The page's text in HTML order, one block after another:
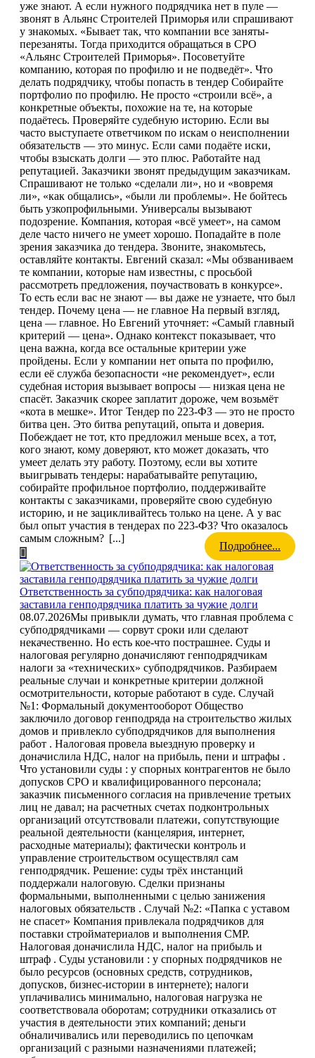
уже знают. А если нужного подрядчика нет в пуле —
звонят в Альянс Строителей Приморья или спрашивают
у знакомых. «Бывает так, что компании все заняты-
перезаняты. Тогда приходится обращаться в СРО
«Альянс Строителей Приморья». Посоветуйте
компанию, которая по профилю и не подведёт». Что
делать подрядчику, чтобы попасть в тендер Собирайте
портфолио по профилю. Не просто «строили всё», а
конкретные объекты, похожие на те, на которые
подаётесь. Проверяйте судебную историю. Если вы
часто выступаете ответчиком по искам о неисполнении
обязательств — это минус. Если сами подаёте иски,
чтобы взыскать долги — это плюс. Работайте над
репутацией. Заказчики звонят предыдущим заказчикам.
Спрашивают не только «сделали ли», но и «вовремя
ли», «как общались», «были ли проблемы». Не бойтесь
быть узкопрофильными. Универсалы вызывают
подозрение. Компания, которая «всё умеет», на самом
деле часто ничего не умеет хорошо. Попадайте в поле
зрения заказчика до тендера. Звоните, знакомьтесь,
оставляйте контакты. Евгений сказал: «Мы обзваниваем
те компании, которые нам известны, с просьбой
рассмотреть предложения, поучаствовать в конкурсе».
То есть если вас не знают — вы даже не узнаете, что был
тендер. Почему цена — не главное На первый взгляд,
цена — главное. Но Евгений уточняет: «Самый главный
критерий — цена». Однако контекст показывает, что
цена важна, когда все остальные критерии уже
пройдены. Если у компании нет опыта по профилю,
если её служба безопасности «не рекомендует», если
судебная история вызывает вопросы — низкая цена не
спасёт. Заказчик скорее заплатит дороже, чем возьмёт
«кота в мешке». Итог Тендер по 223-ФЗ — это не просто
битва цен. Это битва репутаций, опыта и доверия.
Побеждает не тот, кто предложил меньше всех, а тот,
кого знают, кому доверяют, кто может доказать, что
умеет делать эту работу. Поэтому, если вы хотите
выигрывать тендеры: нарабатывайте репутацию,
собирайте профильное портфолио, поддерживайте
контакты с заказчиками, проверяйте свою судебную
историю, и не зацикливайтесь только на цене. А у вас
был опыт участия в тендерах по 223-ФЗ? Что оказалось
самым сложным? [...]
Подробнее...
Ответственность за субподрядчика: как налоговая
заставила генподрядчика платить за чужие долги
08.07.2026Мы привыкли думать, что главная проблема с
субподрядчиками — сорвут сроки или сделают
некачественно. Но есть кое-что пострашнее. Суды и
налоговая регулярно доначисляют генподрядчикам
налоги за «технических» субподрядчиков. Разбираем
реальные случаи и конкретные критерии должной
осмотрительности, которые работают в суде. Случай
№1: Формальный документооборот Общество
заключило договор генподряда на строительство жилых
домов и привлекло субподрядчиков для выполнения
работ . Налоговая провела выездную проверку и
доначислила НДС, налог на прибыль, пени и штрафы .
Что установили суды : у спорных контрагентов не было
допусков СРО и квалифицированного персонала;
заказчик письменного согласия на привлечение третьих
лиц не давал; на расчетных счетах подконтрольных
организаций отсутствовали платежи, сопутствующие
реальной деятельности (канцелярия, интернет,
расходные материалы); фактически контроль и
управление строительством осуществлял сам
генподрядчик. Решение: суды трёх инстанций
поддержали налоговую. Сделки признаны
формальными, выполненными с целью занижения
налоговых обязательств . Случай №2: «Папка с уставом
не спасет» Компания привлекала подрядчиков для
поставки стройматериалов и выполнения СМР.
Налоговая доначислила НДС, налог на прибыль и
штраф . Суды установили : у спорных подрядчиков не
было ресурсов (основных средств, сотрудников,
допусков, бизнес-истории в интернете); налоги
уплачивались минимально, налоговая нагрузка не
соответствовала оборотам; сотрудники отказались от
участия в деятельности этих компаний; деньги
обналичивались или переводились по цепочкам
организаций с разными назначениями платежей;